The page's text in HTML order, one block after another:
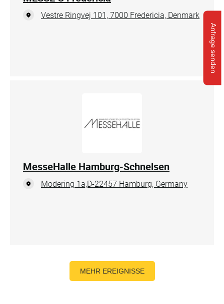
Anfrage senden
Vestre Ringvej 101, 7000 Fredericia, Denmark
MesseHalle Hamburg-Schnelsen
Modering 1a,D-22457 Hamburg, Germany
MEHR EREIGNISSE